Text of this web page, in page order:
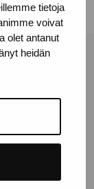
tietoja
voivat
olet antanut
heidän